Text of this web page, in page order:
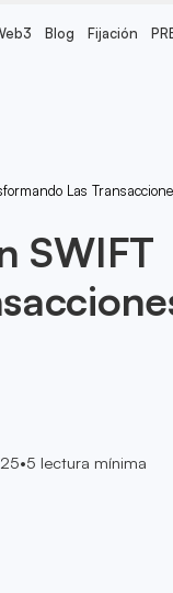
Blog Fijación
Las
SWIFT
•5 lectura mínima